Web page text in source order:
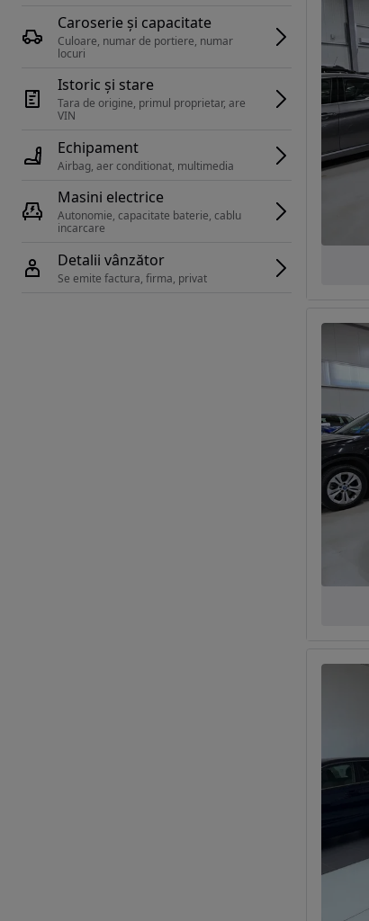
Caroserie și capacitate
Culoare, numar de portiere, numar
locuri
Istoric și stare
Tara de origine, primul proprietar, are
Echipament
Airbag, aer conditionat, multimedia
Masini electrice
Autonomie, capacitate baterie, cablu
Detalii vânzător
Se emite factura, firma, privat